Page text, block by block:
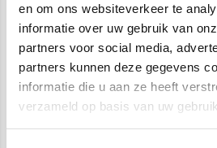
en om ons websiteverkeer te
informatie over uw gebruik van
partners voor social media,
partners kunnen deze gegevens
informatie die u aan ze heeft
verzameld op basis van uw
Uitlaat, Einddemper
Volvo S80 2.4 20_V
€195,00 €99,95